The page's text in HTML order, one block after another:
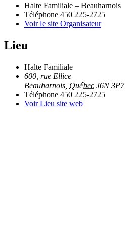
Halte Familiale – Beauharnois
Téléphone 450 225-2725
Voir le site Organisateur
Lieu
Halte Familiale
600, rue Ellice
Beauharnois Québec J6N 3P7
Téléphone 450 225-2725
Voir Lieu site web